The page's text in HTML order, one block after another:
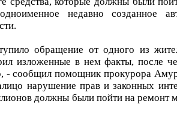
недавно созданное
обращение от одного из
изложенные в нем факты, после
- сообщил помощник прокурора
нарушение прав и законных
должны были пойти на ремонт